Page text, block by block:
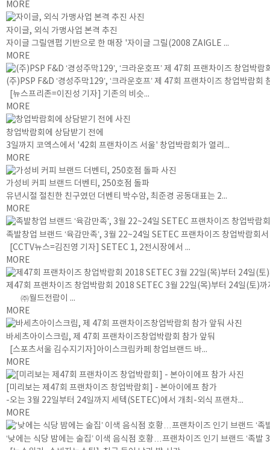
MORE
자이글, 외식 가맹사업 본격 추진
자이글 그릴앤펍 기반으로 한 매장 '자이글 그릴(2008 ZAIGLE ...
MORE
(주)PSP F&D ‘경성주막129’, ‘크라운호프’ 제 47회 프랜차이즈 창업박람회
[뉴스프리존=이진성 기자] 기존의 비슷...
MORE
창업박람회에 상담받기 전에
3일까지 코엑스에서 '42회 프랜차이즈 서울' 창업박람회가 열리...
MORE
가성비 커피 브랜드 더벤티, 250호점 돌파
유년시절 절친한 친구였던 더벤티 박수암, 최준경 공동대표는 2...
MORE
족발창업 브랜드 ‘육감만족’, 3월 22~24일 SETEC 프랜차이즈 창업박람회
[CCTV뉴스=김진영 기자] SETEC 1, 2전시장에서 ...
MORE
제47회 프랜차이즈 창업박람회 2018 SETEC 3월 22일(목)부터 24일(토)까
㈜월드전람이 ...
MORE
바세츠아이스크림, 제 47회 프랜차이즈창업박람회 참가 앞둬
[스포츠서울 김수지기자]아이스크림카페 창업브랜드 바...
MORE
[미리보는 제47회 프랜차이즈 창업박람회] - 본아이에프 참가
-오는 3월 22일부터 24일까지 세텍(SETEC)에서 개최-외식 프랜차...
MORE
‘낮에는 식당 밤에는 술집’ 이색 음식점 호황…프랜차이즈 인기 브랜드 ‘족발